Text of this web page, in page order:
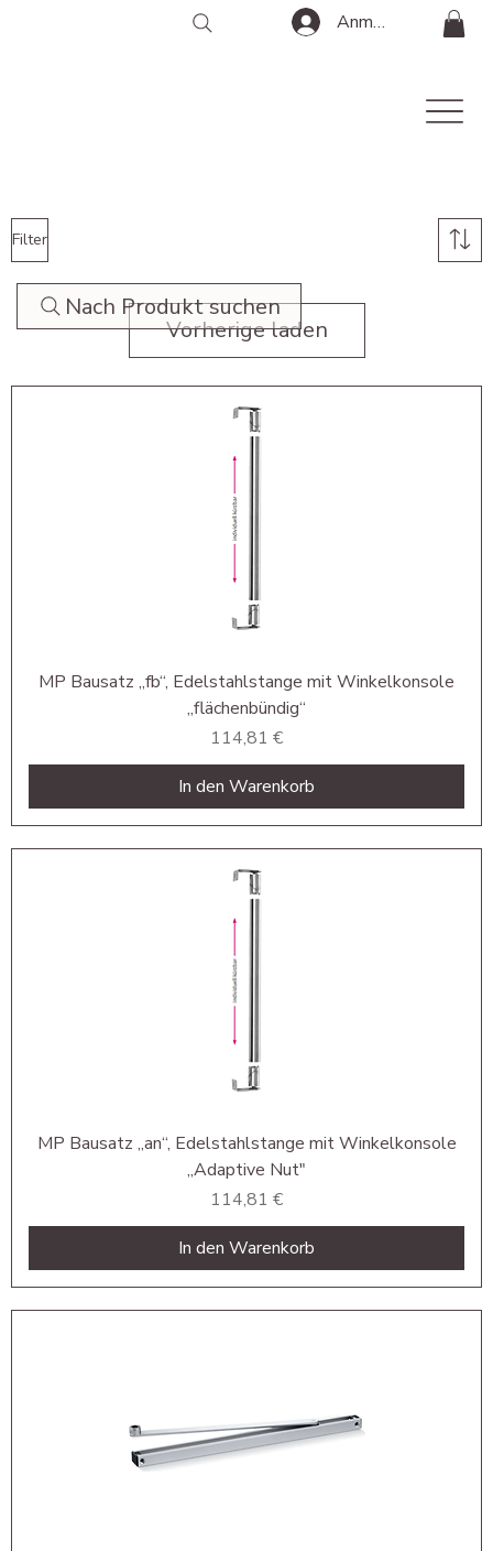
Anmelden
Filter
Vorherige laden
MP Bausatz „fb“, Edelstahlstange mit Winkelkonsole
„flächenbündig“
Preis
114,81 €
In den Warenkorb
MP Bausatz „an“, Edelstahlstange mit Winkelkonsole
„Adaptive Nut"
Preis
114,81 €
In den Warenkorb
Nach Produkt suchen